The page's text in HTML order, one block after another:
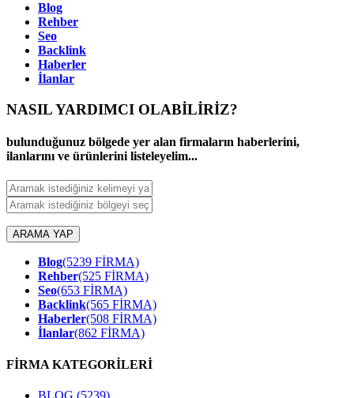
Blog
Rehber
Seo
Backlink
Haberler
İlanlar
NASIL YARDIMCI OLABİLİRİZ?
bulunduğunuz bölgede yer alan firmaların haberlerini,
ilanlarını ve ürünlerini listeleyelim...
ARAMA YAP
Blog(5239 FİRMA)
Rehber(525 FİRMA)
Seo(653 FİRMA)
Backlink(565 FİRMA)
Haberler(508 FİRMA)
İlanlar(862 FİRMA)
FİRMA KATEGORİLERİ
BLOG (5239)